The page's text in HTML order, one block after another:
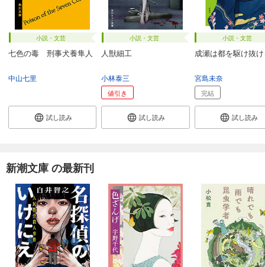
小説・文芸
七色の毒 刑事犬養隼人
中山七里
試し読み
小説・文芸
人獣細工
小林泰三
値引き
試し読み
小説・文芸
成瀬は都を駆け抜
宮島未奈
完結
試し読み
新潮文庫 の最新刊